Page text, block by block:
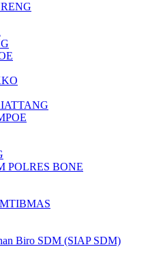
POLRES BONE
Biro SDM (SIAP SDM)